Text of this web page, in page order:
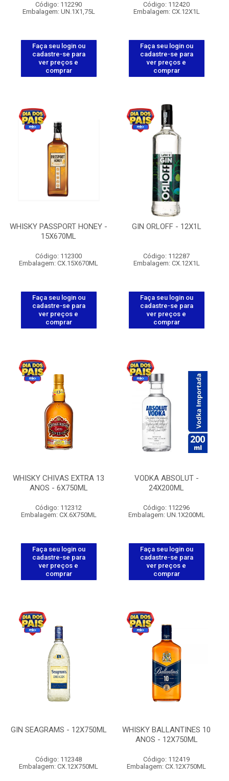
Código: 112290
Embalagem: UN.1X1,75L
Faça seu login ou
cadastre-se para
ver preços e
comprar
Código: 112420
Embalagem: CX.12X1L
Faça seu login ou
cadastre-se para
ver preços e
comprar
WHISKY PASSPORT HONEY -
15X670ML
Código: 112300
Embalagem: CX.15X670ML
Faça seu login ou
cadastre-se para
ver preços e
comprar
GIN ORLOFF - 12X1L
Código: 112287
Embalagem: CX.12X1L
Faça seu login ou
cadastre-se para
ver preços e
comprar
WHISKY CHIVAS EXTRA 13
ANOS - 6X750ML
Código: 112312
Embalagem: CX.6X750ML
Faça seu login ou
cadastre-se para
ver preços e
comprar
VODKA ABSOLUT -
24X200ML
Código: 112296
Embalagem: UN.1X200ML
Faça seu login ou
cadastre-se para
ver preços e
comprar
GIN SEAGRAMS - 12X750ML
Código: 112348
Embalagem: CX.12X750ML
WHISKY BALLANTINES 10
ANOS - 12X750ML
Código: 112419
Embalagem: CX.12X750ML